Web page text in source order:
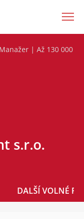
| Až 130 000
s.r.o.
DALŠÍ VOLNÉ